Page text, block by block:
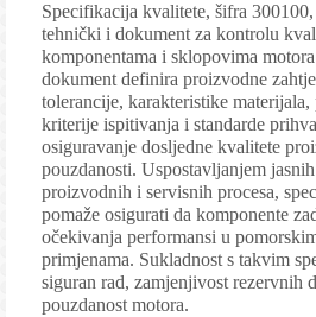
Specifikacija kvalitete, šifra
tehnički i dokument za kontrolu
komponentama i sklopovima
dokument definira proizvodne
tolerancije, karakteristike
kriterije ispitivanja i standarde
osiguravanje dosljedne kvalitete
pouzdanosti. Uspostavljanjem
proizvodnih i servisnih procesa,
pomaže osigurati da komponente
očekivanja performansi u
primjenama. Sukladnost s takvim
siguran rad, zamjenjivost rezervnih
pouzdanost motora.